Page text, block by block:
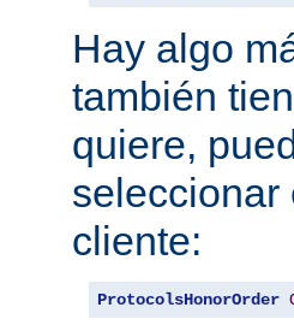
Hay algo
también
quiere,
seleccionar
cliente:
ProtocolsHonorOrder